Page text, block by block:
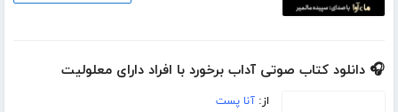
🎧 دانلود کتاب صوتی آداب برخورد با افراد دارای معلولیت
از:آنا پست